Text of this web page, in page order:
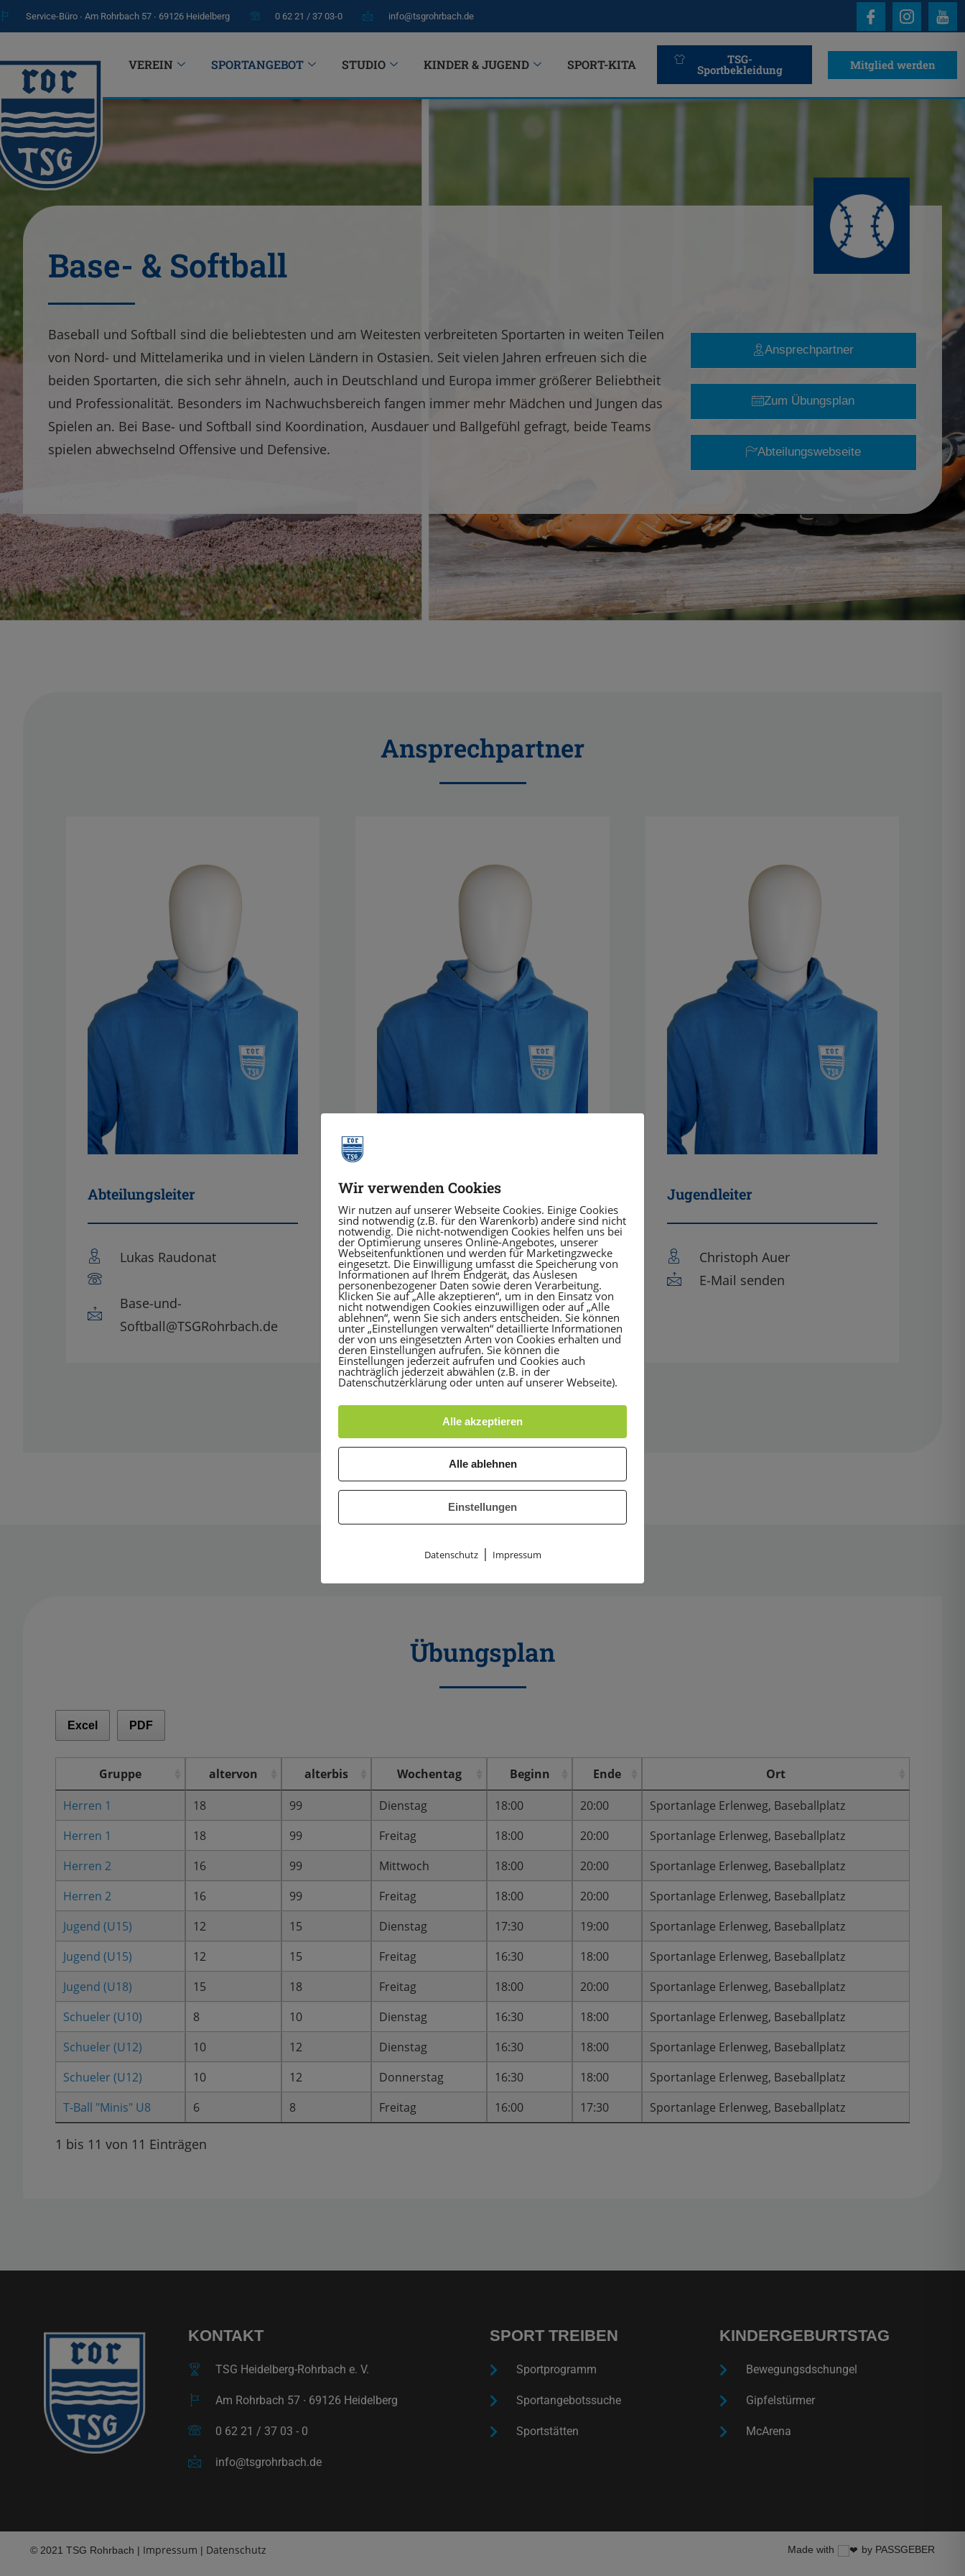
Service-Büro ∙ Am Rohrbach 57 ∙ 69126 Heidelberg 0 62 21 / 37 03-0 info@tsgrohrbach.de
VEREIN SPORTANGEBOT STUDIO KINDER & JUGEND SPORT-KITA TSG-
Sportbekleidung Mitglied werden
Base- & Softball
Baseball und Softball sind die beliebtesten und am Weitesten verbreiteten Sportarten in weiten Teilen
von Nord- und Mittelamerika und in vielen Ländern in Ostasien. Seit vielen Jahren erfreuen sich die
beiden Sportarten, die sich sehr ähneln, auch in Deutschland und Europa immer größerer Beliebtheit
und Professionalität. Besonders im Nachwuchsbereich fangen immer mehr Mädchen und Jungen das
Spielen an. Bei Base- und Softball sind Koordination, Ausdauer und Ballgefühl gefragt, beide Teams
spielen abwechselnd Offensive und Defensive.
Ansprechpartner
Zum Übungsplan
Abteilungswebseite
Ansprechpartner
Abteilungsleiter
Lukas Raudonat
Base-und-
Softball@TSGRohrbach.de
Stellvertreter
Marco Schwarz
Jugendleiter
Christoph Auer
E-Mail senden
Übungsplan
Excel PDF
Gruppe altervon alterbis Wochentag Beginn Ende
Ort
Herren 1
18 99 Dienstag 18:00 20:00
Sportanlage Erlenweg, Baseballplatz
Herren 1
18 99 Freitag 18:00 20:00
Sportanlage Erlenweg, Baseballplatz
Herren 2
16 99 Mittwoch 18:00 20:00
Sportanlage Erlenweg, Baseballplatz
Herren 2
16 99 Freitag 18:00 20:00
Sportanlage Erlenweg, Baseballplatz
Jugend (U15)
12 15 Dienstag 17:30 19:00
Sportanlage Erlenweg, Baseballplatz
Jugend (U15)
12 15 Freitag 16:30 18:00
Sportanlage Erlenweg, Baseballplatz
Jugend (U18)
15 18 Freitag 18:00 20:00
Sportanlage Erlenweg, Baseballplatz
Schueler (U10)
8 10 Dienstag 16:30 18:00
Sportanlage Erlenweg, Baseballplatz
Schueler (U12)
10 12 Dienstag 16:30 18:00
Sportanlage Erlenweg, Baseballplatz
Schueler (U12)
10 12 Donnerstag 16:30 18:00
Sportanlage Erlenweg, Baseballplatz
T-Ball "Minis" U8
6 8 Freitag 16:00 17:30 Sportanlage Erlenweg, Baseballplatz
1 bis 11 von 11 Einträgen
KONTAKT
TSG Heidelberg-Rohrbach e. V.
Am Rohrbach 57 ∙ 69126 Heidelberg
0 62 21 / 37 03 - 0
info@tsgrohrbach.de
SPORT TREIBEN
Sportprogramm
Sportangebotssuche
Sportstätten
KINDERGEBURTSTAG
Bewegungsdschungel
Gipfelstürmer
McArena
© 2021 TSG Rohrbach | Impressum | Datenschutz Made with by PASSGEBER
Wir verwenden Cookies
Wir nutzen auf unserer Webseite Cookies. Einige Cookies
sind notwendig (z.B. für den Warenkorb) andere sind nicht
notwendig. Die nicht-notwendigen Cookies helfen uns bei
der Optimierung unseres Online-Angebotes, unserer
Webseitenfunktionen und werden für Marketingzwecke
eingesetzt. Die Einwilligung umfasst die Speicherung von
Informationen auf Ihrem Endgerät, das Auslesen
personenbezogener Daten sowie deren Verarbeitung.
Klicken Sie auf „Alle akzeptieren“, um in den Einsatz von
nicht notwendigen Cookies einzuwilligen oder auf „Alle
ablehnen“, wenn Sie sich anders entscheiden. Sie können
unter „Einstellungen verwalten“ detaillierte Informationen
der von uns eingesetzten Arten von Cookies erhalten und
deren Einstellungen aufrufen. Sie können die
Einstellungen jederzeit aufrufen und Cookies auch
nachträglich jederzeit abwählen (z.B. in der
Datenschutzerklärung oder unten auf unserer Webseite).
Alle akzeptieren
Alle ablehnen
Einstellungen
Datenschutz| Impressum